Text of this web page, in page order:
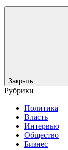
Закрыть
Рубрики
Политика
Власть
Интервью
Общество
Бизнес